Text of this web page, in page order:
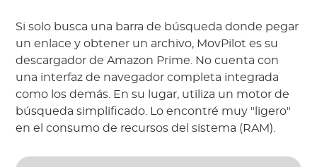
Si solo busca una barra de búsqueda donde pegar
un enlace y obtener un archivo, MovPilot es su
descargador de Amazon Prime. No cuenta con
una interfaz de navegador completa integrada
como los demás. En su lugar, utiliza un motor de
búsqueda simplificado. Lo encontré muy "ligero"
en el consumo de recursos del sistema (RAM).